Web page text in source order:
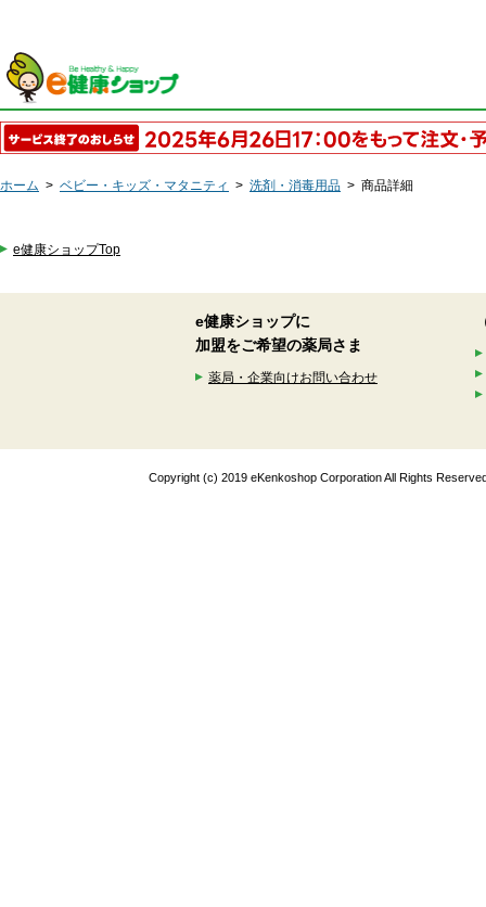
ホーム > ベビー・キッズ・マタニティ > 洗剤・消毒用品 > 商品詳細
e健康ショップTop
e健康ショップに
加盟をご希望の薬局さま
薬局・企業向けお問い合わせ
Copyright (c) 2019 eKenkoshop Corporation All Rights